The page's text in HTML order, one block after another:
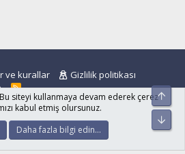
ve kurallar
Gizlilik politikası
R
S
S
® © 2010-2024 XenForo Ltd.
siteyi kullanmaya devam ederek çerez
kabul etmiş olursunuz.
Daha fazla bilgi edin…
Üst
Alt